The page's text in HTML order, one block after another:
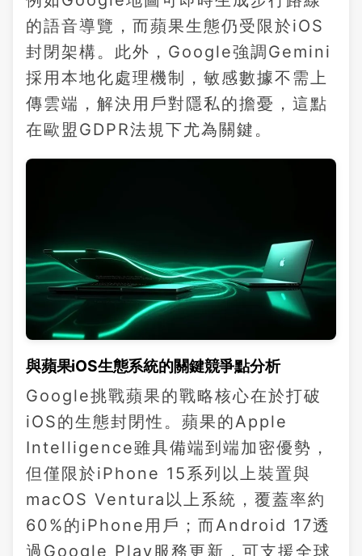
的語音導覽，而蘋果生態仍受限於iOS
封閉架構。此外，Google強調Gemini
採用本地化處理機制，敏感數據不需上
傳雲端，解決用戶對隱私的擔憂，這點
在歐盟GDPR法規下尤為關鍵。
與蘋果iOS生態系統的關鍵競爭點分析
Google挑戰蘋果的戰略核心在於打破
iOS的生態封閉性。蘋果的Apple
Intelligence雖具備端到端加密優勢，
但僅限於iPhone 15系列以上裝置與
macOS Ventura以上系統，覆蓋率約
60%的iPhone用戶；而Android 17透
過Google Play服務更新，可支援全球